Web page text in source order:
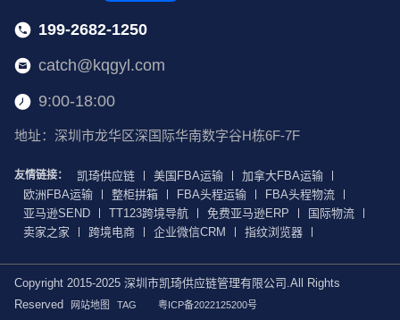
199-2682-1250
catch@kqgyl.com
9:00-18:00
地址：深圳市龙华区深国际华南数字谷H栋6F-7F
友情链接： 凯琦供应链 美国FBA运输
加拿大FBA运输
欧洲FBA运输
整柜拼箱 FBA头程运输
FBA头程物流
亚马逊SEND
TT123跨境导航 免费亚马逊ERP
国际物流
卖家之家
跨境电商 企业微信CRM 指纹浏览器
Copyright 2015-2025 深圳市凯琦供应链管理有限公司.All Rights
Reserved
网站地图 TAG 粤ICP备2022125200号